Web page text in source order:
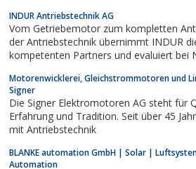
INDUR Antriebstechnik AG
Vom Getriebemotor zum kompletten
der Antriebstechnik übernimmt INDUR
kompetenten Partners und evaluiert bei
Steuerungskonzept. Wir projektieren und
Schaltschrankbau, die Steuerungs-/ PLS-Programmierung und
die...
Motorenwicklerei, Gleichstrommotoren und
Signer
Die Signer Elektromotoren AG steht für Qualität,
Erfahrung und Tradition. Seit über 45
mit Antriebstechnik
BLANKE automation GmbH | Solar |
Automation